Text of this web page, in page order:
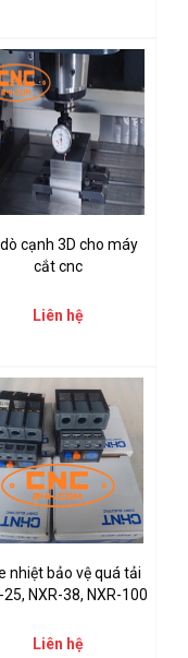
cạnh 3D cho máy
cắt cnc
Liên hệ
nhiệt bảo vệ quá tải
25, NXR-38, NXR-100
Liên hệ